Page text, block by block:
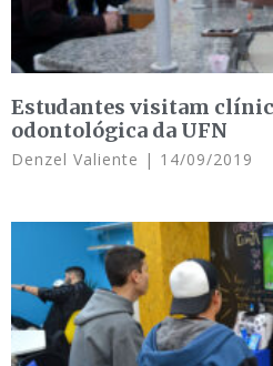
Estudantes visitam
odontológica da UFN
Denzel Valiente 14/09/2019